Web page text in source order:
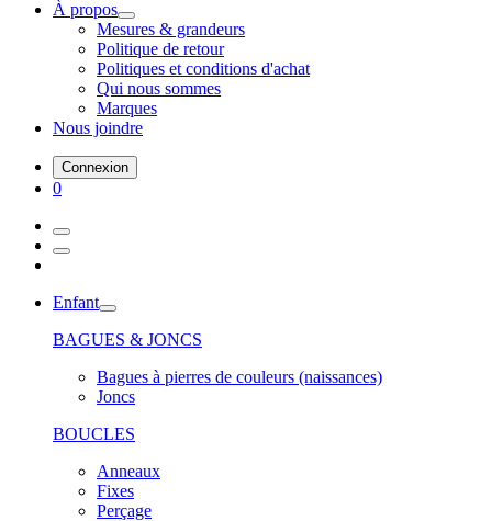
À propos
Mesures & grandeurs
Politique de retour
Politiques et conditions d'achat
Qui nous sommes
Marques
Nous joindre
Connexion
0
Enfant
BAGUES & JONCS
Bagues à pierres de couleurs (naissances)
Joncs
BOUCLES
Anneaux
Fixes
Perçage